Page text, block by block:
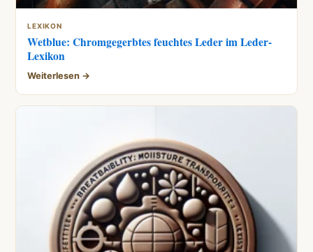
LEXIKON
Wetblue: Chromgegerbtes feuchtes Leder im Leder-
Lexikon
Weiterlesen →